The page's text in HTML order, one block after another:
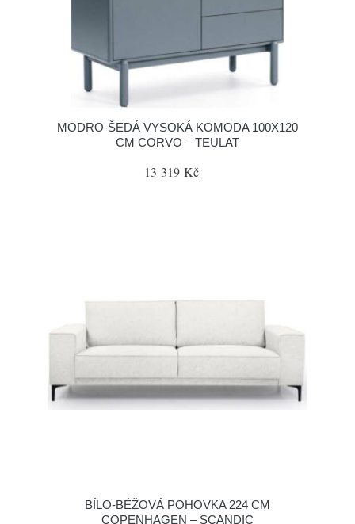
MODRO-ŠEDÁ VYSOKÁ KOMODA 100X120
CM CORVO – TEULAT
13 319 Kč
BÍLO-BÉŽOVÁ POHOVKA 224 CM
COPENHAGEN – SCANDIC